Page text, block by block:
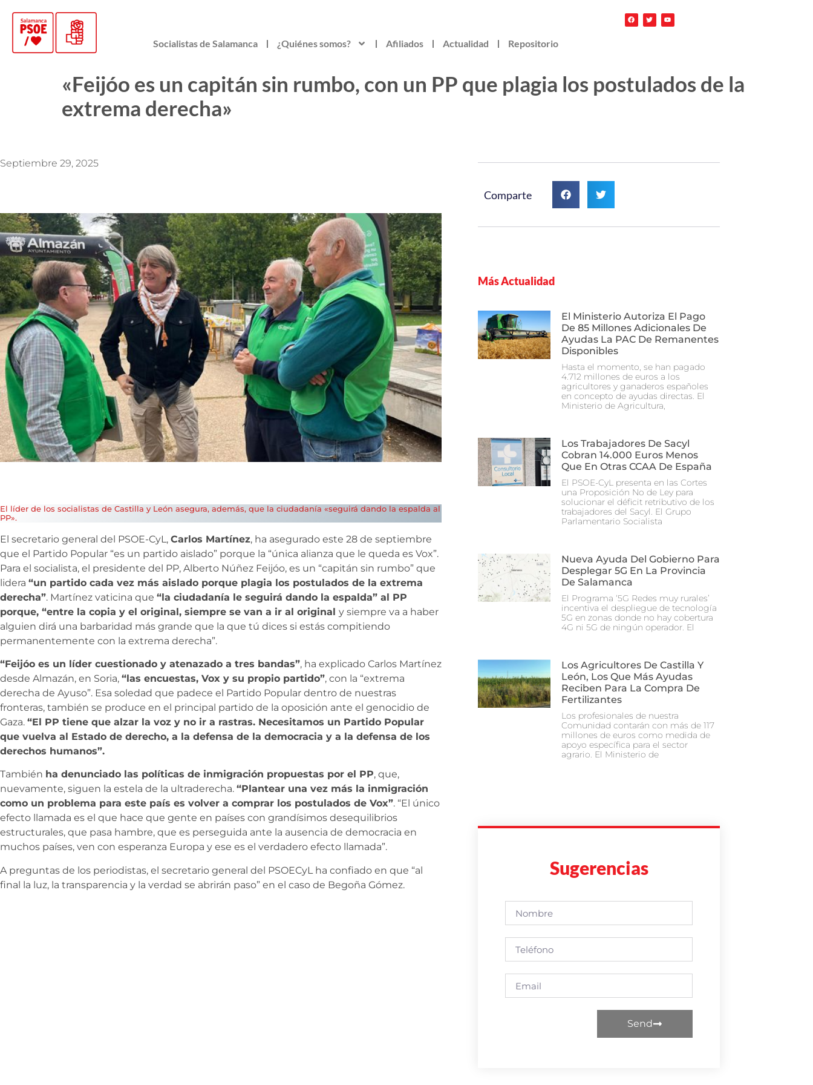
Socialistas de Salamanca ¿Quiénes somos? Afiliados Actualidad Repositorio
«Feijóo es un capitán sin rumbo, con un PP que plagia los postulados de la
extrema derecha»
Septiembre 29, 2025
El líder de los socialistas de Castilla y León asegura, además, que la ciudadanía «seguirá dando la espalda al
PP».
El secretario general del PSOE-CyL, Carlos Martínez, ha asegurado este 28 de septiembre
que el Partido Popular “es un partido aislado” porque la “única alianza que le queda es Vox”.
Para el socialista, el presidente del PP, Alberto Núñez Feijóo, es un “capitán sin rumbo” que
lidera “un partido cada vez más aislado porque plagia los postulados de la extrema
derecha”. Martínez vaticina que “la ciudadanía le seguirá dando la espalda” al PP
porque, “entre la copia y el original, siempre se van a ir al original y siempre va a haber
alguien dirá una barbaridad más grande que la que tú dices si estás compitiendo
permanentemente con la extrema derecha”.
“Feijóo es un líder cuestionado y atenazado a tres bandas”, ha explicado Carlos Martínez
desde Almazán, en Soria, “las encuestas, Vox y su propio partido”, con la “extrema
derecha de Ayuso”. Esa soledad que padece el Partido Popular dentro de nuestras
fronteras, también se produce en el principal partido de la oposición ante el genocidio de
Gaza. “El PP tiene que alzar la voz y no ir a rastras. Necesitamos un Partido Popular
que vuelva al Estado de derecho, a la defensa de la democracia y a la defensa de los
derechos humanos”.
También ha denunciado las políticas de inmigración propuestas por el PP, que,
nuevamente, siguen la estela de la ultraderecha. “Plantear una vez más la inmigración
como un problema para este país es volver a comprar los postulados de Vox”. “El único
efecto llamada es el que hace que gente en países con grandísimos desequilibrios
estructurales, que pasa hambre, que es perseguida ante la ausencia de democracia en
muchos países, ven con esperanza Europa y ese es el verdadero efecto llamada”.
A preguntas de los periodistas, el secretario general del PSOECyL ha confiado en que “al
final la luz, la transparencia y la verdad se abrirán paso” en el caso de Begoña Gómez.
Comparte
Más Actualidad
El Ministerio Autoriza El Pago
De 85 Millones Adicionales De
Ayudas La PAC De Remanentes
Disponibles
Hasta el momento, se han pagado
4.712 millones de euros a los
agricultores y ganaderos españoles
en concepto de ayudas directas. El
Ministerio de Agricultura,
Los Trabajadores De Sacyl
Cobran 14.000 Euros Menos
Que En Otras CCAA De España
El PSOE-CyL presenta en las Cortes
una Proposición No de Ley para
solucionar el déficit retributivo de los
trabajadores del Sacyl. El Grupo
Parlamentario Socialista
Nueva Ayuda Del Gobierno Para
Desplegar 5G En La Provincia
De Salamanca
El Programa ‘5G Redes muy rurales’
incentiva el despliegue de tecnología
5G en zonas donde no hay cobertura
4G ni 5G de ningún operador. El
Los Agricultores De Castilla Y
León, Los Que Más Ayudas
Reciben Para La Compra De
Fertilizantes
Los profesionales de nuestra
Comunidad contarán con más de 117
millones de euros como medida de
apoyo específica para el sector
agrario. El Ministerio de
Sugerencias
Send